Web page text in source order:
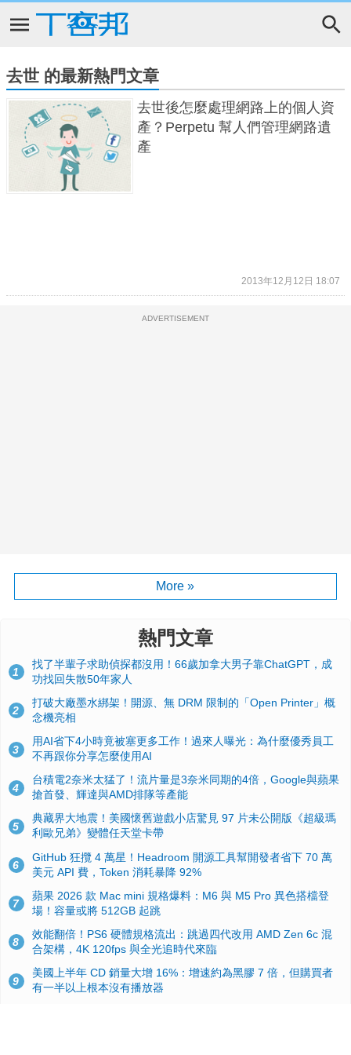
去世 的最新熱門文章
去世後怎麼處理網路上的個人資
產？Perpetu 幫人們管理網路遺
產
2013年12月12日 18:07
ADVERTISEMENT
More »
熱門文章
1
找了半輩子求助偵探都沒用！66歲加拿大男子靠ChatGPT，成
功找回失散50年家人
2
打破大廠墨水綁架！開源、無 DRM 限制的「Open Printer」概
念機亮相
3
用AI省下4小時竟被塞更多工作！過來人曝光：為什麼優秀員工
不再跟你分享怎麼使用AI
4
台積電2奈米太猛了！流片量是3奈米同期的4倍，Google與蘋果
搶首發、輝達與AMD排隊等產能
5
典藏界大地震！美國懷舊遊戲小店驚見 97 片未公開版《超級瑪
利歐兄弟》變體任天堂卡帶
6
GitHub 狂攬 4 萬星！Headroom 開源工具幫開發者省下 70 萬
美元 API 費，Token 消耗暴降 92%
7
蘋果 2026 款 Mac mini 規格爆料：M6 與 M5 Pro 異色搭檔登
場！容量或將 512GB 起跳
8
效能翻倍！PS6 硬體規格流出：跳過四代改用 AMD Zen 6c 混
合架構，4K 120fps 與全光追時代來臨
9
美國上半年 CD 銷量大增 16%：增速約為黑膠 7 倍，但購買者
有一半以上根本沒有播放器